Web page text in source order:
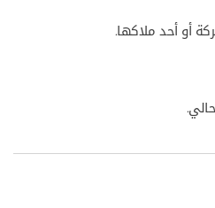
أو أحد ملاكها.